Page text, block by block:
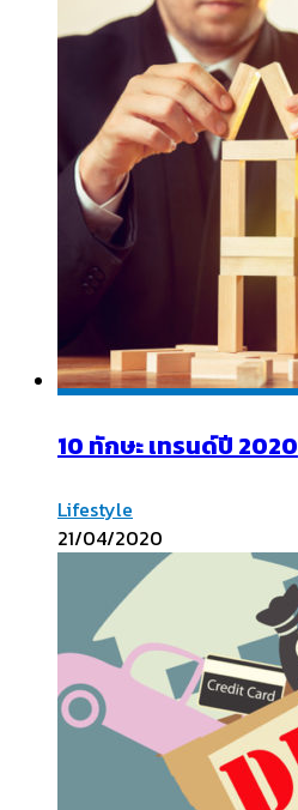
10 ทักษะ เทรนด์ปี 2020
Lifestyle
21/04/2020